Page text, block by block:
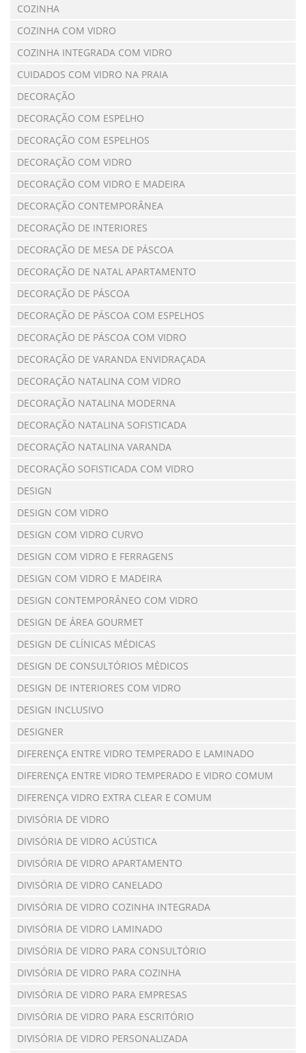
COZINHA
COZINHA COM VIDRO
COZINHA INTEGRADA COM VIDRO
CUIDADOS COM VIDRO NA PRAIA
DECORAÇÃO
DECORAÇÃO COM ESPELHO
DECORAÇÃO COM ESPELHOS
DECORAÇÃO COM VIDRO
DECORAÇÃO COM VIDRO E MADEIRA
DECORAÇÃO CONTEMPORÂNEA
DECORAÇÃO DE INTERIORES
DECORAÇÃO DE MESA DE PÁSCOA
DECORAÇÃO DE NATAL APARTAMENTO
DECORAÇÃO DE PÁSCOA
DECORAÇÃO DE PÁSCOA COM ESPELHOS
DECORAÇÃO DE PÁSCOA COM VIDRO
DECORAÇÃO DE VARANDA ENVIDRAÇADA
DECORAÇÃO NATALINA COM VIDRO
DECORAÇÃO NATALINA MODERNA
DECORAÇÃO NATALINA SOFISTICADA
DECORAÇÃO NATALINA VARANDA
DECORAÇÃO SOFISTICADA COM VIDRO
DESIGN
DESIGN COM VIDRO
DESIGN COM VIDRO CURVO
DESIGN COM VIDRO E FERRAGENS
DESIGN COM VIDRO E MADEIRA
DESIGN CONTEMPORÂNEO COM VIDRO
DESIGN DE ÁREA GOURMET
DESIGN DE CLÍNICAS MÉDICAS
DESIGN DE CONSULTÓRIOS MÉDICOS
DESIGN DE INTERIORES COM VIDRO
DESIGN INCLUSIVO
DESIGNER
DIFERENÇA ENTRE VIDRO TEMPERADO E LAMINADO
DIFERENÇA ENTRE VIDRO TEMPERADO E VIDRO COMUM
DIFERENÇA VIDRO EXTRA CLEAR E COMUM
DIVISÓRIA DE VIDRO
DIVISÓRIA DE VIDRO ACÚSTICA
DIVISÓRIA DE VIDRO APARTAMENTO
DIVISÓRIA DE VIDRO CANELADO
DIVISÓRIA DE VIDRO COZINHA INTEGRADA
DIVISÓRIA DE VIDRO LAMINADO
DIVISÓRIA DE VIDRO PARA CONSULTÓRIO
DIVISÓRIA DE VIDRO PARA COZINHA
DIVISÓRIA DE VIDRO PARA EMPRESAS
DIVISÓRIA DE VIDRO PARA ESCRITÓRIO
DIVISÓRIA DE VIDRO PERSONALIZADA